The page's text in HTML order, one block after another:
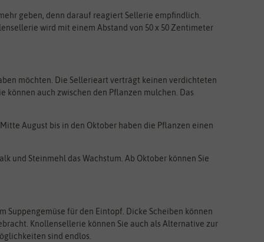
geben, denn darauf reagiert Sellerie empfindlich.
wird mit einem Abstand von 50 x 50 Zentimeter
möchten. Die Sellerieart verträgt keinen verdichteten
können auch zwischen den Pflanzen mulchen. Das
August bis in den Oktober haben die Pflanzen einen
und Steinmehl das Wachstum. Ab Oktober können Sie
für den Eintopf. Dicke Scheiben können
Knollensellerie können Sie auch als Alternative zur
sind endlos.